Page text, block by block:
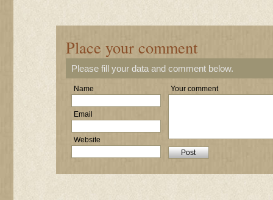
Place your comment
Please fill your data and comment below.
Name
Email
Website
Your comment